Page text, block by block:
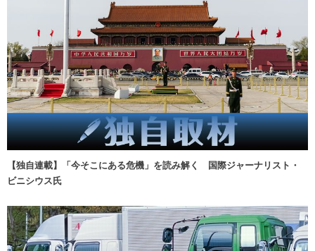
【独自連載】「今そこにある危機」を読み解く 国際ジャーナリスト・
ビニシウス氏